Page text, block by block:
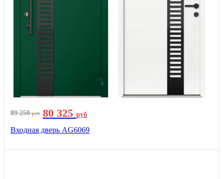
89 250руб 80 325 руб
Входная дверь AG6069